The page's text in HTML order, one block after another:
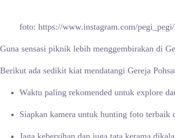
foto: https://www.instagram.com/pegi_pegi/
Guna sensasi piknik lebih menggembirakan di
Berikut ada sedikit kiat mendatangi Gereja
Waktu paling rekomended untuk explore
Siapkan kamera untuk hunting foto terbaik
Jaga kebersihan dan juga tata kerama